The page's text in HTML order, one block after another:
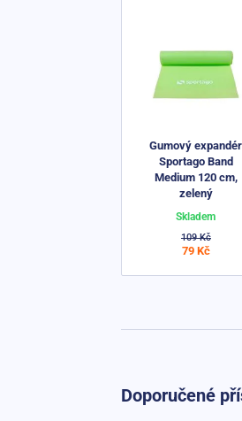
Gumový expandér
Sportago Band
Medium 120 cm,
zelený
109 Kč
79 Kč
Skladem
Doporučené